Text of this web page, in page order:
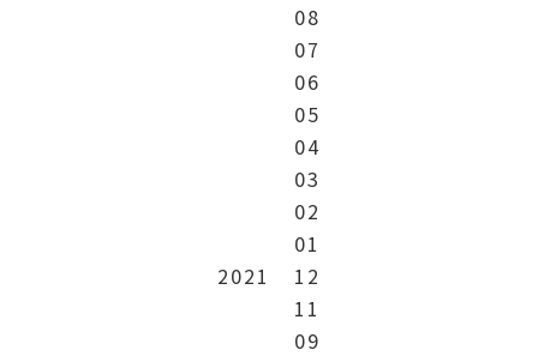
08
07
06
05
04
03
02
01
2021
12
11
09